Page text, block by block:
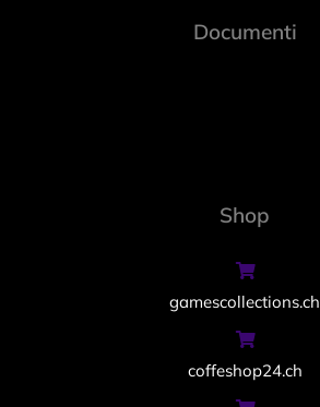
Documenti
Shop
gamescollections.ch
coffeshop24.ch